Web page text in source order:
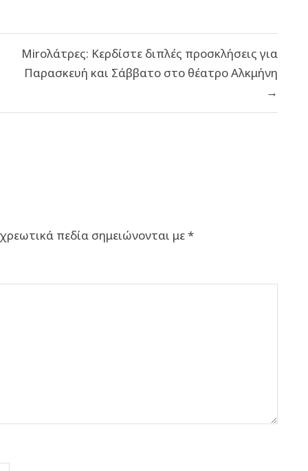
Miroλάτρες: Κερδίστε διπλές προσκλήσεις για
Παρασκευή και Σάββατο στο θέατρο Αλκμήνη
→
πεδία σημειώνονται με*